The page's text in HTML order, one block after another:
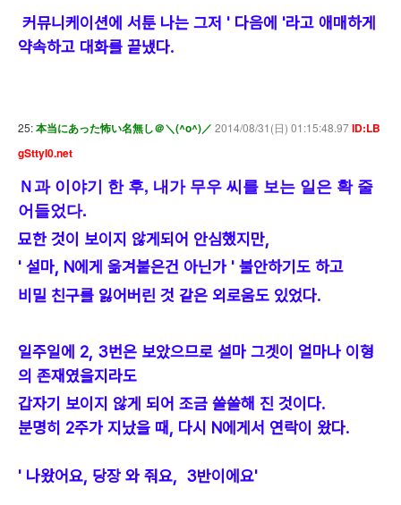
커뮤니케이션에 서툰 나는 그저 ' 다음에 '라고 애매하게
약속하고 대화를 끝냈다.
25:本当にあった怖い名無し＠＼(^o^)／ 2014/08/31(日) 01:15:48.97ID:LB
gSttyI0.net
Ｎ과 이야기 한 후, 내가 무우 씨를 보는 일은 확 줄
어들었다.
묘한 것이 보이지 않게되어 안심했지만,
' 설마, N에게 옮겨붙은건 아닌가 ' 불안하기도 하고
비밀 친구를 잃어버린 것 같은 외로움도 있었다.
일주일에 2, 3번은 보았으므로 설마 그겟이 얼마나 이형
의 존재였을지라도
갑자기 보이지 않게 되어 조금 쓸쓸해 진 것이다.
분명히 2주가 지났을 때, 다시 N에게서 연락이 왔다.
' 나왔어요, 당장 와 줘요, 3반이에요'